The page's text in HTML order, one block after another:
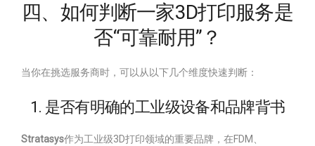
四、如何判断一家3D打印服务是
否“可靠耐用”？
当你在挑选服务商时，可以从以下几个维度快速判断：
1. 是否有明确的工业级设备和品牌背书
Stratasys作为工业级3D打印领域的重要品牌，在FDM、